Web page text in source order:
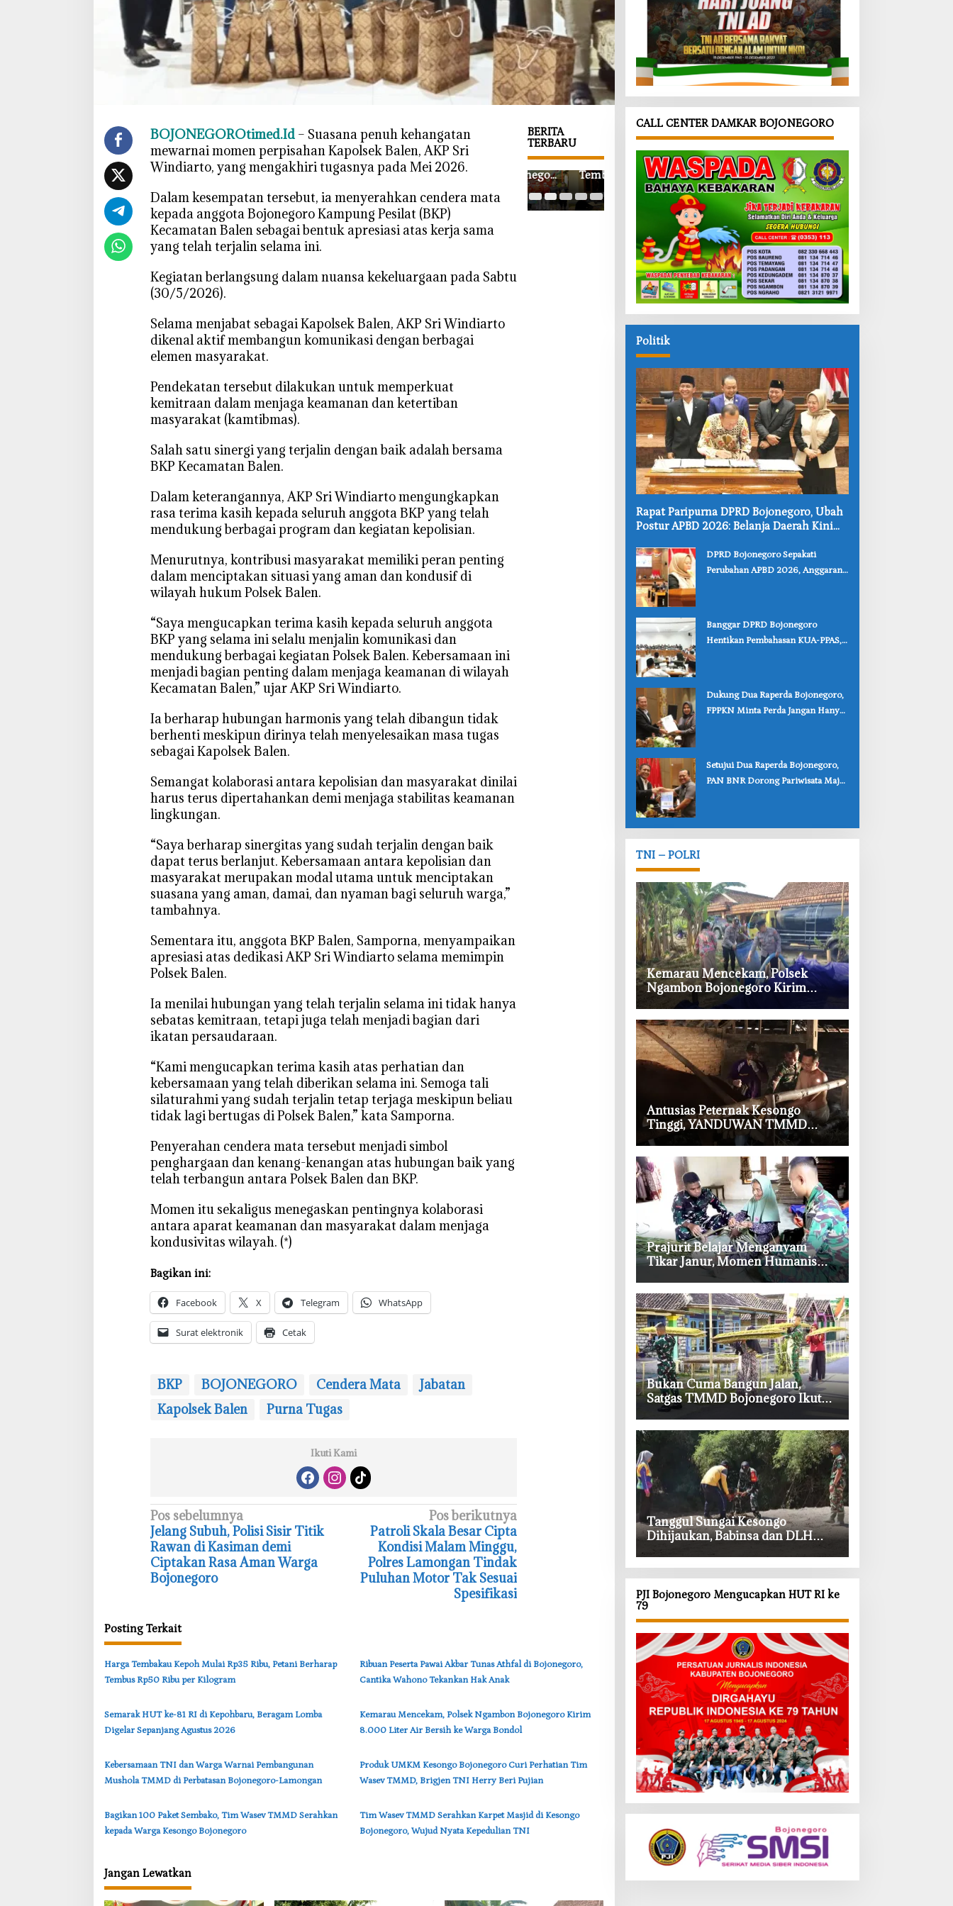
B
a
l
e
n
B
i
C
e
d
e
r
a
a
t
u
n
t
k
B
K
s
e
a
g
a
S
i
m
o
l
K
e
b
r
s
a
m
a
a
n
BOJONEGOROtimed.Id– Suasana penuh kehangatan
mewarnai momen perpisahan Kapolsek Balen, AKP Sri
Windiarto, yang mengakhiri tugasnya pada Mei 2026.
‎Dalam kesempatan tersebut, ia menyerahkan cendera mata
kepada anggota Bojonegoro Kampung Pesilat (BKP)
Kecamatan Balen sebagai bentuk apresiasi atas kerja sama
yang telah terjalin selama ini.
‎Kegiatan berlangsung dalam nuansa kekeluargaan pada Sabtu
(30/5/2026).
‎Selama menjabat sebagai Kapolsek Balen, AKP Sri Windiarto
dikenal aktif membangun komunikasi dengan berbagai
elemen masyarakat.
‎Pendekatan tersebut dilakukan untuk memperkuat
kemitraan dalam menjaga keamanan dan ketertiban
masyarakat (kamtibmas).
‎Salah satu sinergi yang terjalin dengan baik adalah bersama
BKP Kecamatan Balen.
‎Dalam keterangannya, AKP Sri Windiarto mengungkapkan
rasa terima kasih kepada seluruh anggota BKP yang telah
mendukung berbagai program dan kegiatan kepolisian.
‎Menurutnya, kontribusi masyarakat memiliki peran penting
dalam menciptakan situasi yang aman dan kondusif di
wilayah hukum Polsek Balen.
“Saya mengucapkan terima kasih kepada seluruh anggota
BKP yang selama ini selalu menjalin komunikasi dan
mendukung berbagai kegiatan Polsek Balen. Kebersamaan ini
menjadi bagian penting dalam menjaga keamanan di wilayah
Kecamatan Balen,” ujar AKP Sri Windiarto.
‎Ia berharap hubungan harmonis yang telah dibangun tidak
berhenti meskipun dirinya telah menyelesaikan masa tugas
sebagai Kapolsek Balen.
‎Semangat kolaborasi antara kepolisian dan masyarakat dinilai
harus terus dipertahankan demi menjaga stabilitas keamanan
lingkungan.
“Saya berharap sinergitas yang sudah terjalin dengan baik
dapat terus berlanjut. Kebersamaan antara kepolisian dan
masyarakat merupakan modal utama untuk menciptakan
suasana yang aman, damai, dan nyaman bagi seluruh warga,”
tambahnya.
‎Sementara itu, anggota BKP Balen, Samporna, menyampaikan
apresiasi atas dedikasi AKP Sri Windiarto selama memimpin
Polsek Balen.
‎Ia menilai hubungan yang telah terjalin selama ini tidak hanya
sebatas kemitraan, tetapi juga telah menjadi bagian dari
ikatan persaudaraan.
“Kami mengucapkan terima kasih atas perhatian dan
kebersamaan yang telah diberikan selama ini. Semoga tali
silaturahmi yang sudah terjalin tetap terjaga meskipun beliau
tidak lagi bertugas di Polsek Balen,” kata Samporna.
‎‎Penyerahan cendera mata tersebut menjadi simbol
penghargaan dan kenang-kenangan atas hubungan baik yang
telah terbangun antara Polsek Balen dan BKP.
‎Momen itu sekaligus menegaskan pentingnya kolaborasi
antara aparat keamanan dan masyarakat dalam menjaga
kondusivitas wilayah. (*)
Bagikan ini:
Facebook X Telegram WhatsApp
Surat elektronik Cetak
BKP BOJONEGORO Cendera Mata
Jabatan
Kapolsek Balen
Purna Tugas
Ikuti Kami
N
a
v
i
s
i
p
s
Pos sebelumnya
‎Jelang Subuh, Polisi Sisir Titik
Rawan di Kasiman demi
Ciptakan Rasa Aman Warga
Bojonegoro
Pos berikutnya
‎Patroli Skala Besar Cipta
Kondisi Malam Minggu,
Polres Lamongan Tindak
Puluhan Motor Tak Sesuai
Spesifikasi
BERITA
TERBARU
‎Wabup
Bojonegor
Apresiasi
Wetan
n
Bersinergi
Harga
Tembakau
Kepoh
Mulai
‎Ribuan
Peserta
Bojonegor
o, Cantika
Wahono
Tekankan
Hak Anak
Semarak
HUT ke-81
RI di
Kepohbar
u,
Beragam
Lomba
Digelar
Sepanjang
Agustus
2026
‎PORPAMD
A Jatim
2026
Resmi
Dibuka,
Wabup
Bojonegor
o
Tekankan
Pentingny
a Akses
Air Bersih
Posting Terkait
Harga Tembakau Kepoh Mulai Rp35 Ribu, Petani Berharap
Tembus Rp50 Ribu per Kilogram
‎Ribuan Peserta Pawai Akbar Tunas Athfal di Bojonegoro,
Cantika Wahono Tekankan Hak Anak
Semarak HUT ke-81 RI di Kepohbaru, Beragam Lomba
Digelar Sepanjang Agustus 2026
‎Kemarau Mencekam, Polsek Ngambon Bojonegoro Kirim
8.000 Liter Air Bersih ke Warga Bondol
‎Kebersamaan TNI dan Warga Warnai Pembangunan
Mushola TMMD di Perbatasan Bojonegoro-Lamongan
‎Produk UMKM Kesongo Bojonegoro Curi Perhatian Tim
Wasev TMMD, Brigjen TNI Herry Beri Pujian
‎Bagikan 100 Paket Sembako, Tim Wasev TMMD Serahkan
kepada Warga Kesongo Bojonegoro
‎Tim Wasev TMMD Serahkan Karpet Masjid di Kesongo
Bojonegoro, Wujud Nyata Kepedulian TNI
Jangan Lewatkan
CALL CENTER DAMKAR BOJONEGORO
Politik
‎Rapat Paripurna DPRD Bojonegoro, Ubah
Postur APBD 2026: Belanja Daerah Kini
‎DPRD Bojonegoro Sepakati
Perubahan APBD 2026, Anggaran
‎Banggar DPRD Bojonegoro
Hentikan Pembahasan KUA-PPAS,
‎Dukung Dua Raperda Bojonegoro,
FPPKN Minta Perda Jangan Hanya
‎Setujui Dua Raperda Bojonegoro,
PAN BNR Dorong Pariwisata Maju
TNI – POLRI
‎Kemarau Mencekam, Polsek
Ngambon Bojonegoro Kirim
8.000 Liter Air Bersih ke Warga
Bondol
‎Antusias Peternak Kesongo
Tinggi, YANDUWAN TMMD
Bojonegoro Layani 278 Ternak
‎Prajurit Belajar Menganyam
Tikar Janur, Momen Humanis
TMMD ke-129 Bojonegoro
‎Bukan Cuma Bangun Jalan,
Satgas TMMD Bojonegoro Ikut
Bantu Petani Rajang Tembakau
‎Tanggul Sungai Kesongo
Dihijaukan, Babinsa dan DLH
Alami
PJI Bojonegoro Mengucapkan HUT RI ke
79